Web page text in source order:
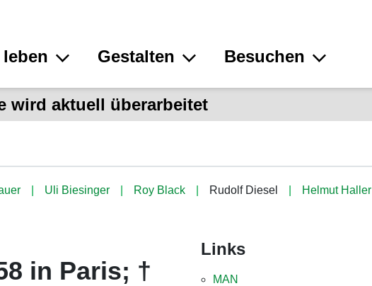
leben Gestalten Besuchen
wird aktuell überarbeitet
Uli Biesinger Roy Black Rudolf Diesel
Helmut Haller
in Paris; †
Links
MAN